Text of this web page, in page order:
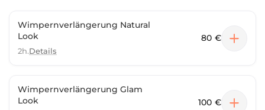
Wimpernverlängerung Natural
Look
2h.Details
80 €
Wimpernverlängerung Glam
Look
100 €